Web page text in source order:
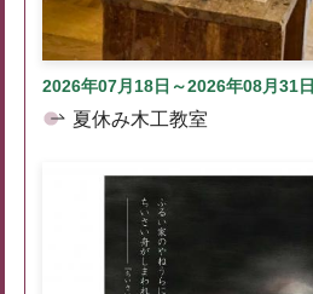
2026年07月18日～2026年08月31日
夏休み木工教室